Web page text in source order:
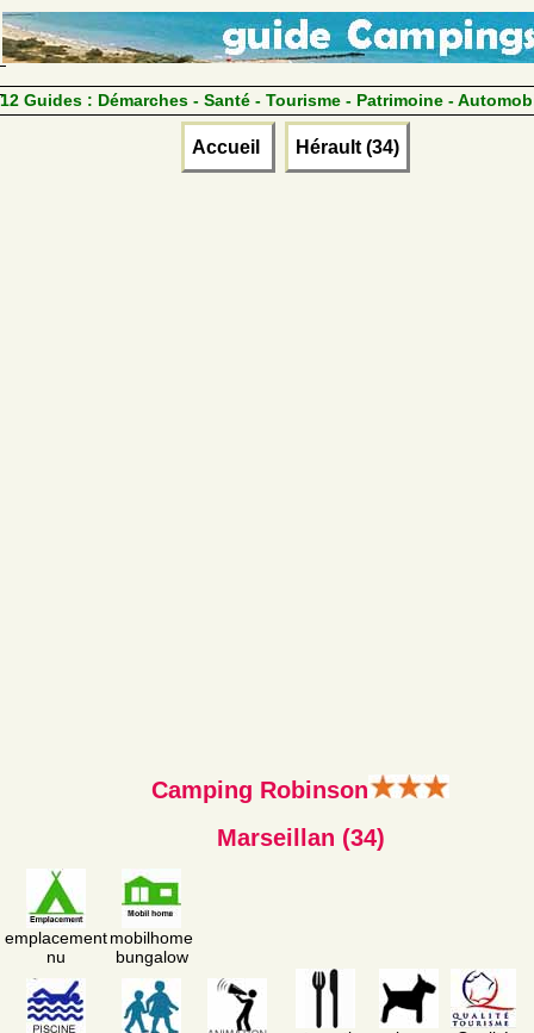
12 Guides : Démarches - Santé - Tourisme - Patrimoine -
Accueil Hérault (34)
Camping Robinson
Marseillan (34)
emplacement
nu
mobilhome
bungalow